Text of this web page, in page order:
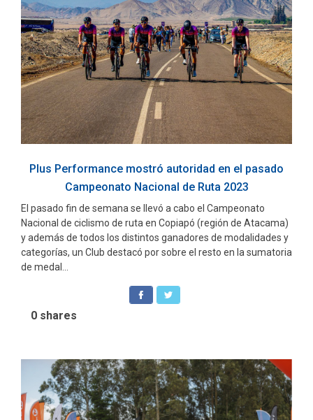
Plus Performance mostró autoridad en el pasado
Campeonato Nacional de Ruta 2023
El pasado fin de semana se llevó a cabo el Campeonato
Nacional de ciclismo de ruta en Copiapó (región de Atacama)
y además de todos los distintos ganadores de modalidades y
categorías, un Club destacó por sobre el resto en la sumatoria
de medal...
0 shares